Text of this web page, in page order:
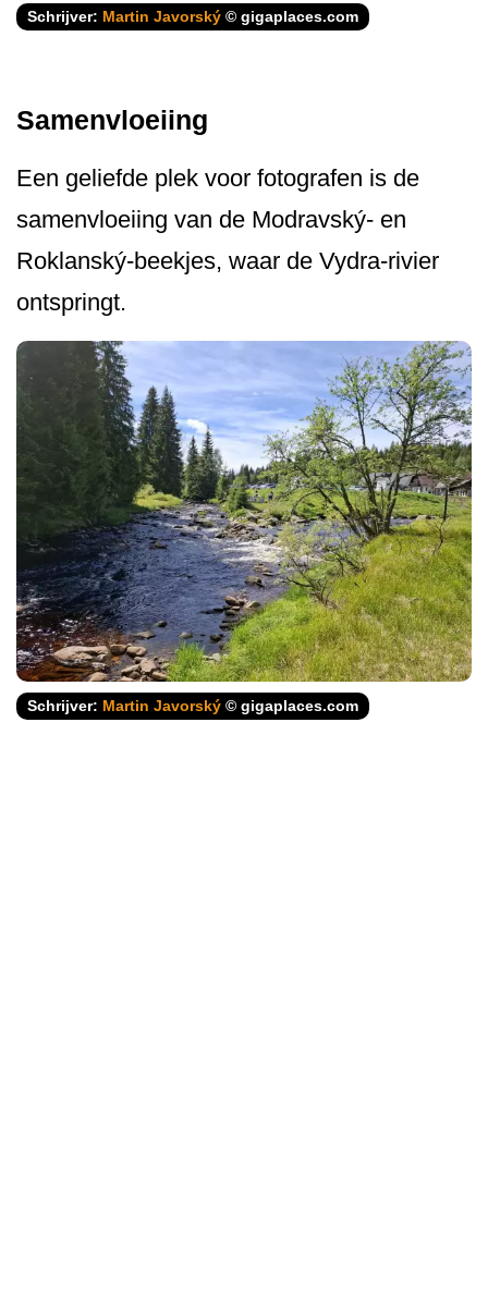
Schrijver: Martin Javorský © gigaplaces.com
Samenvloeiing
Een geliefde plek voor fotografen is de
samenvloeiing van de Modravský- en
Roklanský-beekjes, waar de Vydra-rivier
ontspringt.
Schrijver: Martin Javorský © gigaplaces.com